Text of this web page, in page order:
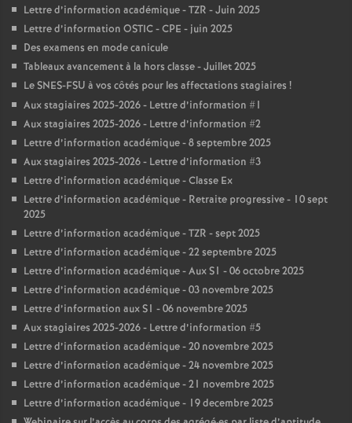
Lettre d’information académique - TZR - Juin 2025
Lettre d’information OSTIC - CPE - juin 2025
Des examens en mode canicule
Tableaux avancement à la hors classe - Juillet 2025
Le SNES-FSU à vos côtés pour les affectations stagiaires !
Aux stagiaires 2025-2026 - Lettre d’information #1
Aux stagiaires 2025-2026 - Lettre d’information #2
Lettre d’information académique - 8 septembre 2025
Aux stagiaires 2025-2026 - Lettre d’information #3
Lettre d’information académique - Classe Ex
Lettre d’information académique - Retraite progressive - 10 sept
2025
Lettre d’information académique - TZR - sept 2025
Lettre d’information académique - 22 septembre 2025
Lettre d’information académique - Aux S1 - 06 octobre 2025
Lettre d’information académique - 03 novembre 2025
Lettre d’information aux S1 - 06 novembre 2025
Aux stagiaires 2025-2026 - Lettre d’information #5
Lettre d’information académique - 20 novembre 2025
Lettre d’information académique - 24 novembre 2025
Lettre d’information académique - 21 novembre 2025
Lettre d’information académique - 19 decembre 2025